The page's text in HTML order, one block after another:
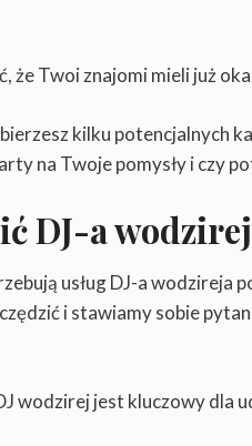
że Twoi znajomi mieli już
kilku potencjalnych
na Twoje pomysły i czy
DJ-a
usług DJ-a wodzireja
i stawiamy sobie
wodzirej jest kluczowy dla